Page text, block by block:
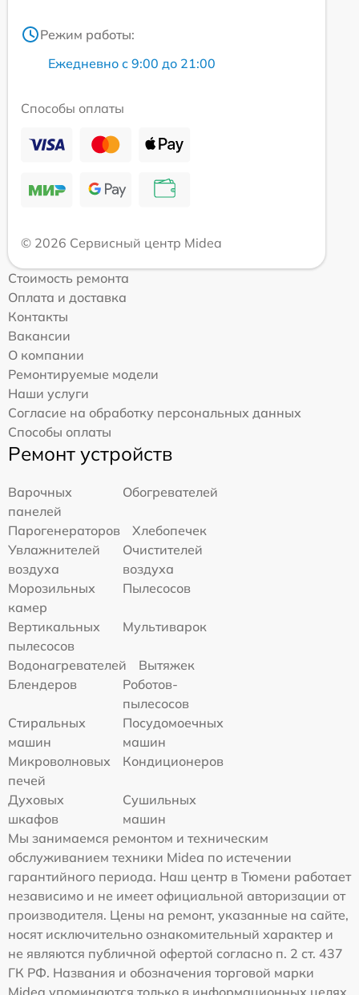
Режим работы:
Ежедневно с 9:00 до 21:00
Способы оплаты
© 2026 Сервисный центр Midea
Стоимость ремонта
Оплата и доставка
Контакты
Вакансии
О компании
Ремонтируемые модели
Наши услуги
Согласие на обработку персональных данных
Способы оплаты
Ремонт устройств
Варочных
панелей
Обогревателей
Парогенераторов
Хлебопечек
Увлажнителей
воздуха
Очистителей
воздуха
Морозильных
камер
Пылесосов
Вертикальных
пылесосов
Мультиварок
Водонагревателей
Вытяжек
Блендеров
Роботов-
пылесосов
Стиральных
машин
Посудомоечных
машин
Микроволновых
печей
Кондиционеров
Духовых
шкафов
Сушильных
машин
Мы занимаемся ремонтом и техническим
обслуживанием техники Midea по истечении
гарантийного периода. Наш центр в Тюмени работает
независимо и не имеет официальной авторизации от
производителя. Цены на ремонт, указанные на сайте,
носят исключительно ознакомительный характер и
не являются публичной офертой согласно п. 2 ст. 437
ГК РФ. Названия и обозначения торговой марки
Midea упоминаются только в информационных целях